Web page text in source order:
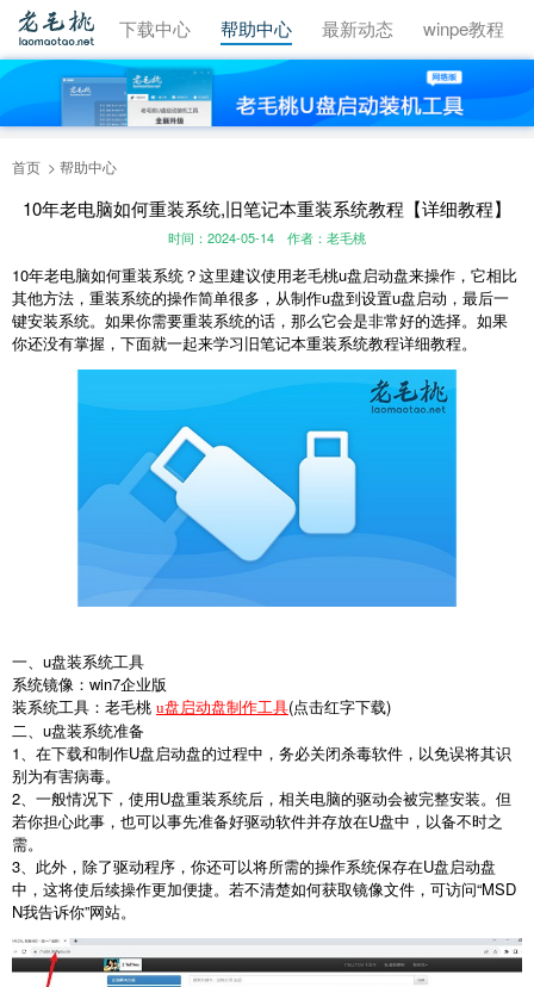
视频教程 下载中心 帮助中心 最新动态 winpe教程
首页 帮助中心
10年老电脑如何重装系统,旧笔记本重装系统教程【详细教程】
时间：2024-05-14 作者：老毛桃
10年老电脑如何重装系统？这里建议使用老毛桃u盘启动盘来操作，它相比
其他方法，重装系统的操作简单很多，从制作u盘到设置u盘启动，最后一
键安装系统。如果你需要重装系统的话，那么它会是非常好的选择。如果
你还没有掌握，下面就一起来学习旧笔记本重装系统教程详细教程。
一、 u盘装系统工具
系统镜像： win7企业版
装系统工具：老毛桃 u盘启动盘制作工具(点击红字下载)
二、 u盘装系统准备
1、在下载和制作U盘启动盘的过程中，务必关闭杀毒软件，以免误将其识
别为有害病毒。
2、一般情况下，使用U盘重装系统后，相关电脑的驱动会被完整安装。但
若你担心此事，也可以事先准备好驱动软件并存放在U盘中，以备不时之
需。
3、此外，除了驱动程序，你还可以将所需的操作系统保存在U盘启动盘
中，这将使后续操作更加便捷。若不清楚如何获取镜像文件，可访问“MSD
N我告诉你”网站。